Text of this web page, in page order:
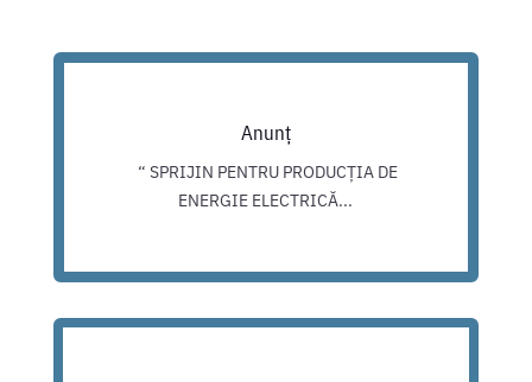
Anunț
“ SPRIJIN PENTRU PRODUCȚIA DE
ENERGIE ELECTRICĂ...